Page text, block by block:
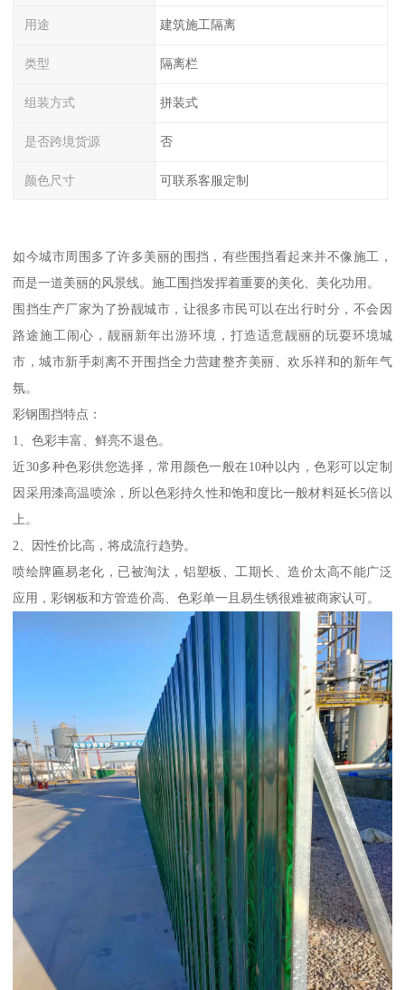
用途 建筑施工隔离
类型 隔离栏
组装方式 拼装式
是否跨境货源 否
颜色尺寸 可联系客服定制
如今城市周围多了许多美丽的围挡，有些围挡看起来并不像施工，
而是一道美丽的风景线。施工围挡发挥着重要的美化、美化功用。
围挡生产厂家为了扮靓城市，让很多市民可以在出行时分，不会因
路途施工闹心，靓丽新年出游环境，打造适意靓丽的玩耍环境城
市，城市新手刺离不开围挡全力营建整齐美丽、欢乐祥和的新年气
氛。
彩钢围挡特点：
1、色彩丰富、鲜亮不退色。
近30多种色彩供您选择，常用颜色一般在10种以内，色彩可以定制
因采用漆高温喷涂，所以色彩持久性和饱和度比一般材料延长5倍以
上。
2、因性价比高，将成流行趋势。
喷绘牌匾易老化，已被淘汰，铝塑板、工期长、造价太高不能广泛
应用，彩钢板和方管造价高、色彩单一且易生锈很难被商家认可。